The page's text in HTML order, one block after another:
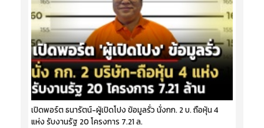
เปิดพอร์ต ธนารัตน์-ผู้เปิดโปง ข้อมูลรั่ว นั่งกก. 2 บ. ถือหุ้น 4
แห่ง รับงานรัฐ 20 โครงการ 7.21 ล.